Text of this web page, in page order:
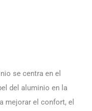
se centra en el
del aluminio en la
mejorar el confort, el